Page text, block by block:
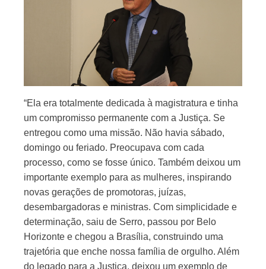
“Ela era totalmente dedicada à magistratura e tinha
um compromisso permanente com a Justiça. Se
entregou como uma missão. Não havia sábado,
domingo ou feriado. Preocupava com cada
processo, como se fosse único. Também deixou um
importante exemplo para as mulheres, inspirando
novas gerações de promotoras, juízas,
desembargadoras e ministras. Com simplicidade e
determinação, saiu de Serro, passou por Belo
Horizonte e chegou a Brasília, construindo uma
trajetória que enche nossa família de orgulho. Além
do legado para a Justiça, deixou um exemplo de